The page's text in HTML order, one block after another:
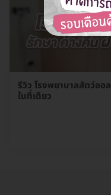
รีวิว โรงพยาบาลสัตว์อ
ในที่เดียว